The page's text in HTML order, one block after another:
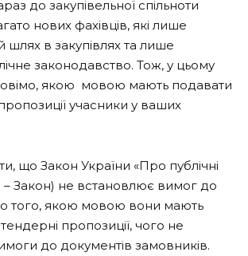
до закупівельної спільноти
нових фахівців, які лише
шлях в закупівлях та лише
законодавство. Тож, у цьому
якою мовою мають подавати
учасники у ваших
що Закон України «Про публічні
– Закон) не встановлює вимог до
того, якою мовою вони мають
пропозиції, чого не
до документів замовників.